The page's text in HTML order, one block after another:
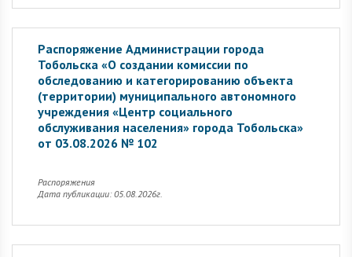
Распоряжение Администрации города
Тобольска «О создании комиссии по
обследованию и категорированию объекта
(территории) муниципального автономного
учреждения «Центр социального
обслуживания населения» города Тобольска»
от 03.08.2026 № 102
Распоряжения
Дата публикации: 05.08.2026г.